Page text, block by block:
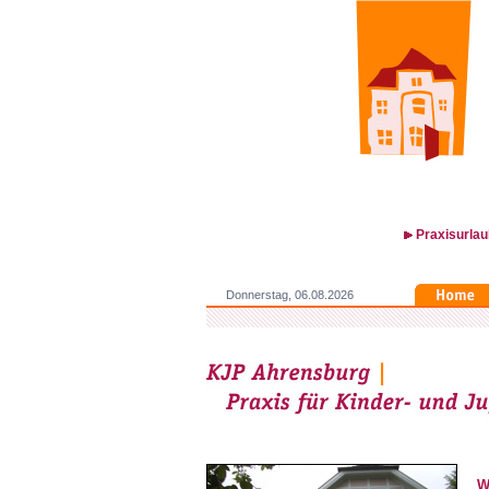
Donnerstag, 06.08.2026